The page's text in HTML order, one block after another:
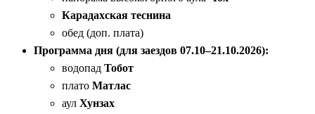
Карадахская теснина
обед (доп. плата)
Программа дня (для заездов 07.10–21.10.2026):
водопад Тобот
плато Матлас
аул Хунзах